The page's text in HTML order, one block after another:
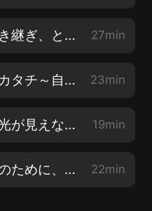
原裕輝の『バトンを引き継ぎ、ともに歩む』 27min
大谷常緑の『こころのカタチ～自分を知る・人を知る～』 23min
池尾千里の『どこにも光が見えない時は～喜びの源になるということ～』 19min
服部希美の『大切な人のために、今、私が出來ること』 22min